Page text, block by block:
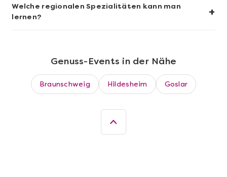
Mehr anzeigen
Wein- & Käse-Genuss@Home für 2
Welche regionalen Spezialitäten kann man
lernen?
+
Genuss-Events in der Nähe
Braunschweig Hildesheim Goslar